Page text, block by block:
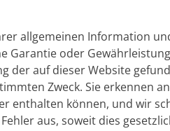
allgemeinen Information
Garantie oder
der auf dieser Website
Zweck. Sie erkennen
enthalten können, und wir
aus, soweit dies